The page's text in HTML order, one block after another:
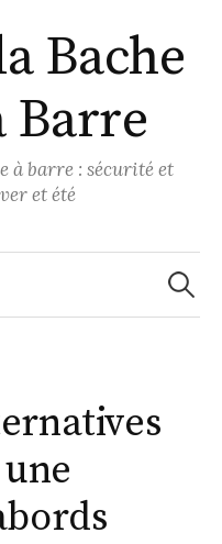
Bache
Barre
à barre : sécurité et
et été